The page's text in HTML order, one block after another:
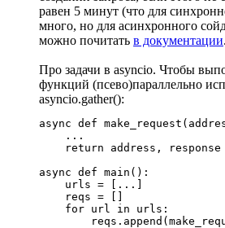
равен 5 минут (что для
много, но для асинхронного
можно почитать в документации.
Про задачи в asyncio. Чтобы
функций (псево)параллельно
asyncio.gather():
async def
    ...
return address,
async def main():
    urls = [...]
    reqs = []
    for url in urls: